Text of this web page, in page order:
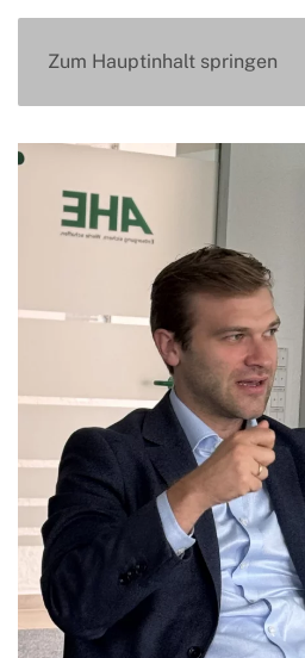
Zum Hauptinhalt springen